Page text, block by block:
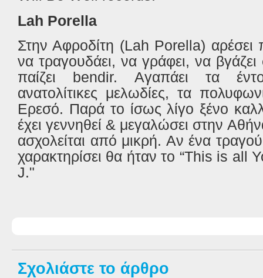
Lah Porella
Στην Αφροδίτη (Lah Porella) αρέσει
να τραγουδάει, να γράφει, να
παίζει bendir. Αγαπάει τα
ανατολίτικες μελωδίες, τα
Ερεσό. Παρά το ίσως λίγο ξένο
έχει γεννηθεί & μεγαλώσει στην
ασχολείται από μικρή. Αν ένα
χαρακτηρίσει θα ήταν το “This is all
J."
Σχολιάστε το άρθρο